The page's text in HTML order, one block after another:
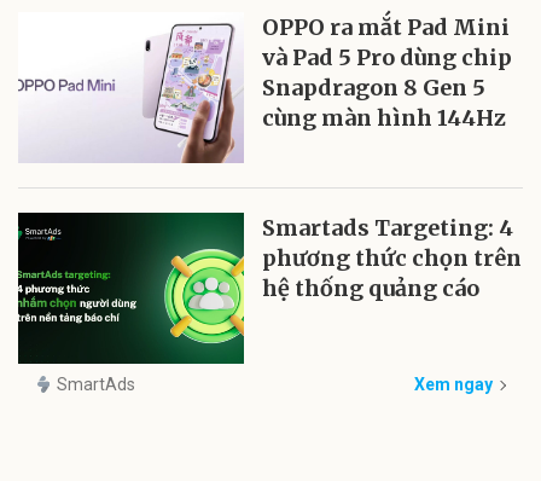
OPPO ra mắt Pad Mini
và Pad 5 Pro dùng chip
Snapdragon 8 Gen 5
cùng màn hình 144Hz
Smartads Targeting: 4
phương thức chọn trên
hệ thống quảng cáo
SmartAds Xem ngay